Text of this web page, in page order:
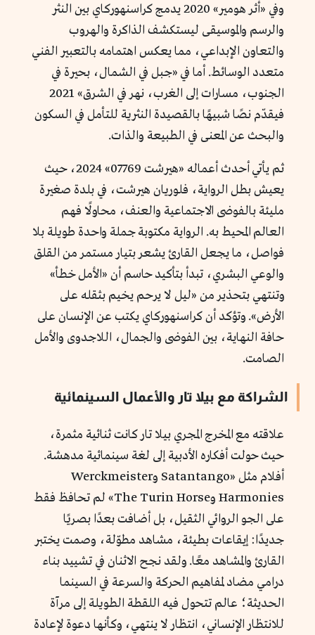
وفي «أثر هومير» 2020 يدمج كراسنهوركاي بين النثر
والرسم والموسيقى ليستكشف الذاكرة والهروب
والتعاون الإبداعي، مما يعكس اهتمامه بالتعبير الفني
متعدد الوسائط. أما في «جبل في الشمال، بحيرة في
الجنوب، مسارات إلى الغرب، نهر في الشرق» 2021
فيقدّم نصًا شبيهًا بالقصيدة النثرية للتأمل في السكون
والبحث عن المعنى في الطبيعة والذات.
ثم يأتي أحدث أعماله «هيرشت 07769» 2024، حيث
يعيش بطل الرواية، فلوريان هيرشت، في بلدة صغيرة
مليئة بالفوضى الاجتماعية والعنف، محاولًا فهم
العالم المحيط به. الرواية مكتوبة جملة واحدة طويلة بلا
فواصل، ما يجعل القارئ يشعر بتيار مستمر من القلق
والوعي البشري، تبدأ بتأكيد حاسم أن «الأمل خطأ»
وتنتهي بتحذير من «ليل لا يرحم يخيم بثقله على
الأرض». وتؤكد أن كراسنهوركاي يكتب عن الإنسان على
حافة النهاية، بين الفوضى والجمال، اللاجدوى والأمل
الصامت.
الشراكة مع بيلا تار والأعمال السينمائية
علاقته مع المخرج المجري بيلا تار كانت ثنائية مثمرة،
حيث حولت أفكاره الأدبية إلى لغة سينمائية مدهشة.
أفلام مثل «Satantango وWerckmeister
Harmonies وThe Turin Horse» لم تحافظ فقط
على الجو الروائي الثقيل، بل أضافت بعدًا بصريًا
جديدًا: إيقاعات بطيئة، مشاهد مطوّلة، وصمت يختبر
القارئ والمشاهد معًا. ولقد نجح الاثنان في تشييد بناء
درامي مضاد لمفاهيم الحركة والسرعة في السينما
الحديثة؛ عالم تتحول فيه اللقطة الطويلة إلى مرآة
للانتظار الإنساني، انتظار لا ينتهي، وكأنها دعوة لإعادة